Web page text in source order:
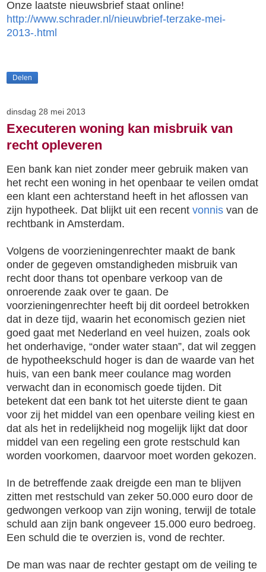
Onze laatste nieuwsbrief staat online!
http://www.schrader.nl/nieuwbrief-terzake-mei-
2013-.html
Delen
dinsdag 28 mei 2013
Executeren woning kan misbruik van
recht opleveren
Een bank kan niet zonder meer gebruik maken van
het recht een woning in het openbaar te veilen omdat
een klant een achterstand heeft in het aflossen van
zijn hypotheek. Dat blijkt uit een recent vonnis van de
rechtbank in Amsterdam.
Volgens de voorzieningenrechter maakt de bank
onder de gegeven omstandigheden misbruik van
recht door thans tot openbare verkoop van de
onroerende zaak over te gaan. De
voorzieningenrechter heeft bij dit oordeel betrokken
dat in deze tijd, waarin het economisch gezien niet
goed gaat met Nederland en veel huizen, zoals ook
het onderhavige, “onder water staan”, dat wil zeggen
de hypotheekschuld hoger is dan de waarde van het
huis, van een bank meer coulance mag worden
verwacht dan in economisch goede tijden. Dit
betekent dat een bank tot het uiterste dient te gaan
voor zij het middel van een openbare veiling kiest en
dat als het in redelijkheid nog mogelijk lijkt dat door
middel van een regeling een grote restschuld kan
worden voorkomen, daarvoor moet worden gekozen.
In de betreffende zaak dreigde een man te blijven
zitten met restschuld van zeker 50.000 euro door de
gedwongen verkoop van zijn woning, terwijl de totale
schuld aan zijn bank ongeveer 15.000 euro bedroeg.
Een schuld die te overzien is, vond de rechter.
De man was naar de rechter gestapt om de veiling te